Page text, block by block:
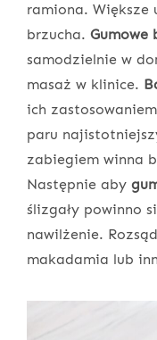
ramiona. Większe
brzucha. Gumowe
samodzielnie w
masaż w klinice.
ich
paru
zabiegiem winna
Następnie aby
ślizgały powinno
nawilżenie.
makadamia lub